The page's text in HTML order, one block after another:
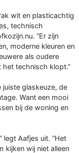
wit en plasticachtig
technisch
“Er zijn
moderne kleuren en
als oudere
technisch klopt.”
juiste glaskeuze, de
Want een mooi
bij de woning en
legt Aafjes uit. “Het
kijken wij niet alleen